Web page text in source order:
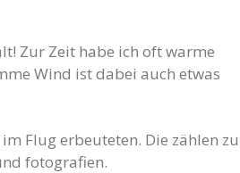
Zur Zeit habe ich oft warme
Wind ist dabei auch etwas
Flug erbeuteten. Die zählen zu
fotografien.